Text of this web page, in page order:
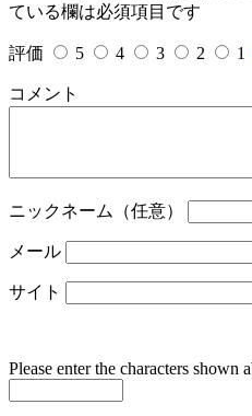
ている欄は必須項目です
評価 5 4 3 2 1
コメント
ニックネーム（任意）
メール
サイト
Please enter the characters shown